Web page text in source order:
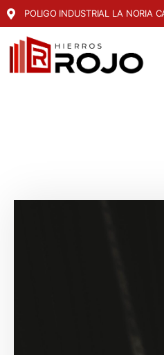
POLIGO INDUSTRIAL LA NORIA